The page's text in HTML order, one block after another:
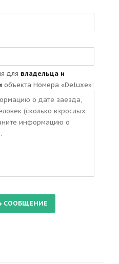
для владельца и
объекта Номера «Deluxe»: